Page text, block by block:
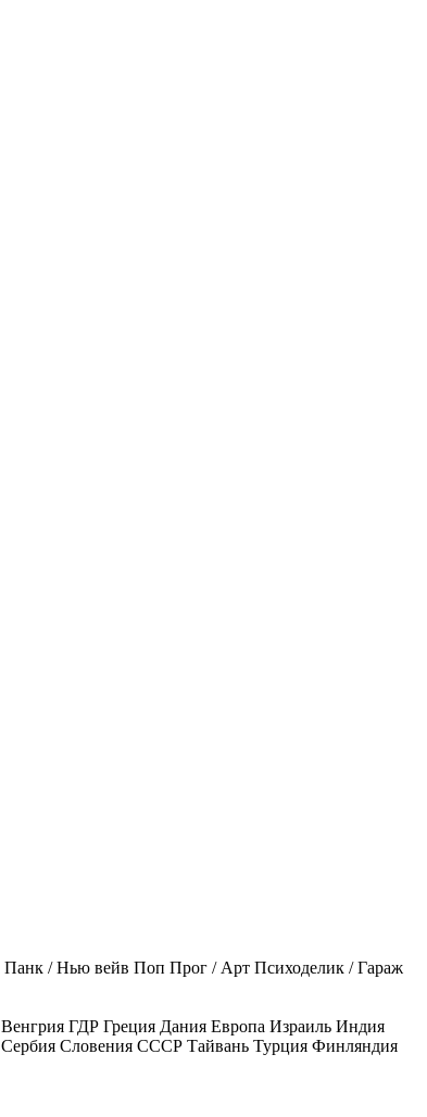
Панк / Нью вейв Поп Прог / Арт Психоделик / Гараж
Венгрия ГДР Греция Дания Европа Израиль Индия
Сербия Словения СССР Тайвань Турция Финляндия